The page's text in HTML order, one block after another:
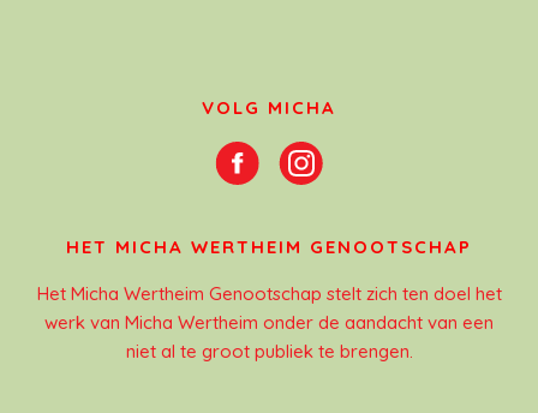
VOLG MICHA
HET MICHA WERTHEIM GENOOTSCHAP
Het Micha Wertheim Genootschap stelt zich ten doel het
werk van Micha Wertheim onder de aandacht van een
niet al te groot publiek te brengen.